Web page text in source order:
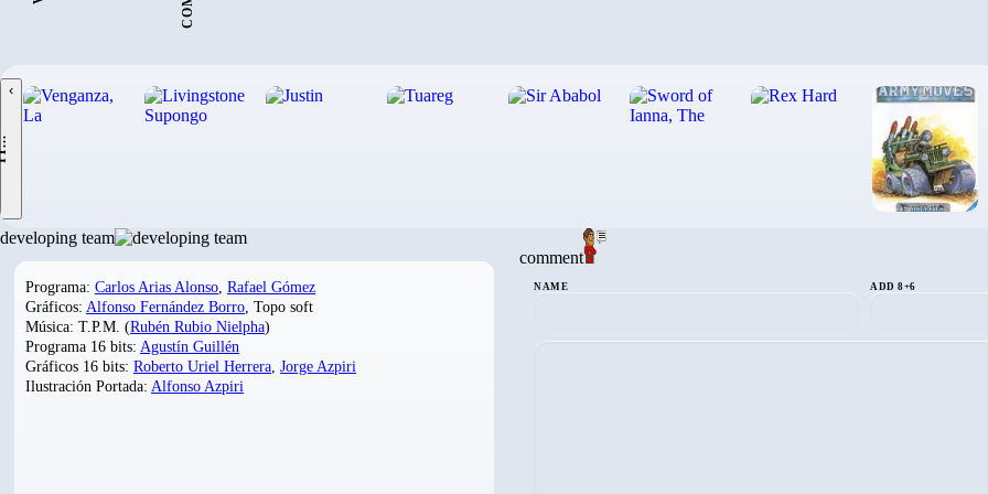
‹
developing team
Programa: Carlos Arias Alonso Rafael Gómez
Gráficos: Alfonso Fernández Borro , Topo soft
Música: T.P.M. (Rubén Rubio Nielpha)
Programa 16 bits: Agustín Guillén
Gráficos 16 bits: Roberto Uriel Herrera Jorge Azpiri
Ilustración Portada: Alfonso Azpiri
comment
NAME ADD 8+6